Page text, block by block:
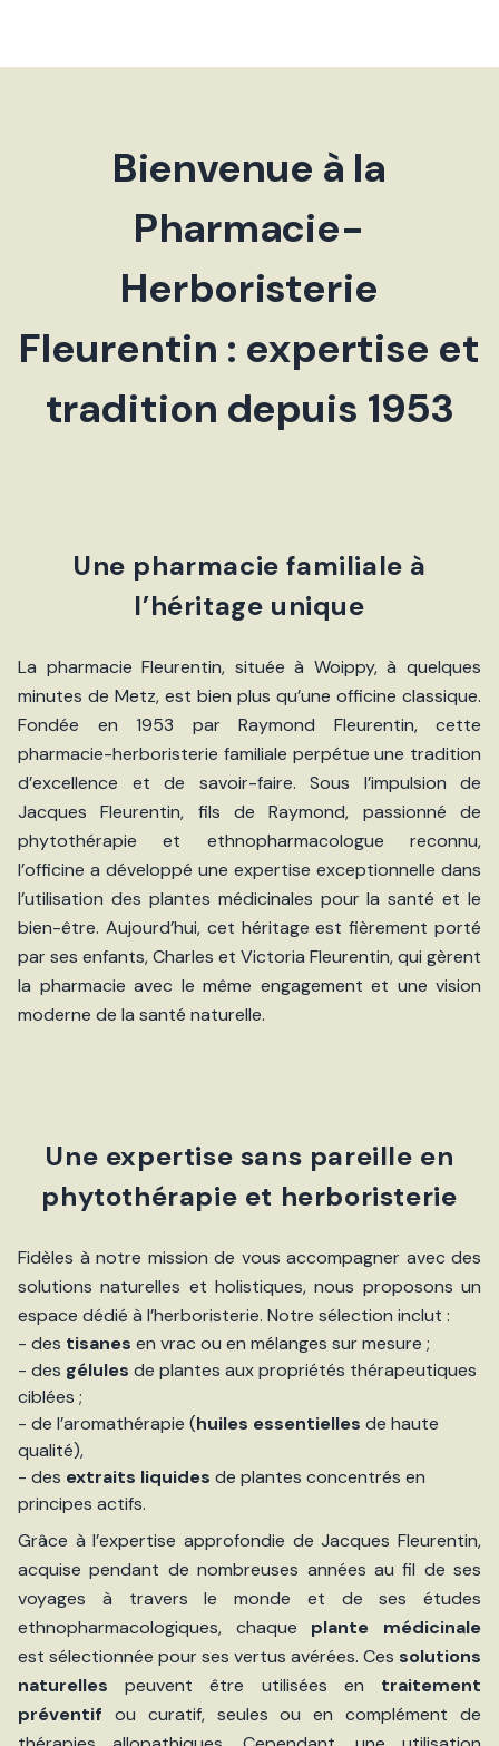
Bienvenue à la
Pharmacie-
Herboristerie
Fleurentin : expertise et
tradition depuis 1953
Une pharmacie familiale à
l’héritage unique
La pharmacie Fleurentin, située à Woippy, à quelques
minutes de Metz, est bien plus qu’une officine classique.
Fondée en 1953 par Raymond Fleurentin, cette
pharmacie-herboristerie familiale perpétue une tradition
d’excellence et de savoir-faire. Sous l’impulsion de
Jacques Fleurentin, fils de Raymond, passionné de
phytothérapie et ethnopharmacologue reconnu,
l’officine a développé une expertise exceptionnelle dans
l’utilisation des plantes médicinales pour la santé et le
bien-être. Aujourd’hui, cet héritage est fièrement porté
par ses enfants, Charles et Victoria Fleurentin, qui gèrent
la pharmacie avec le même engagement et une vision
moderne de la santé naturelle.
Une expertise sans pareille en
phytothérapie et herboristerie
Fidèles à notre mission de vous accompagner avec des
solutions naturelles et holistiques, nous proposons un
espace dédié à l’herboristerie. Notre sélection inclut :
- des tisanes en vrac ou en mélanges sur mesure ;
- des gélules de plantes aux propriétés thérapeutiques
ciblées ;
- de l’aromathérapie (huiles essentielles de haute
qualité),
- des extraits liquides de plantes concentrés en
principes actifs.
Grâce à l’expertise approfondie de Jacques Fleurentin,
acquise pendant de nombreuses années au fil de ses
voyages à travers le monde et de ses études
ethnopharmacologiques, chaque plante médicinale
est sélectionnée pour ses vertus avérées. Ces solutions
naturelles peuvent être utilisées en traitement
préventif ou curatif, seules ou en complément de